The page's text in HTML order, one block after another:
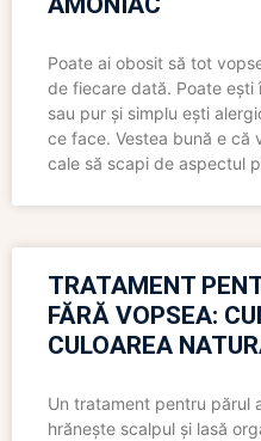
Poate ai obosit să tot
de fiecare dată. Poate ești
sau pur și simplu ești
ce face. Vestea bună e că
cale să scapi de aspectul
TRATAMENT
FĂRĂ VOPSEA:
CULOAREA
Un tratament pentru părul
hrănește scalpul și lasă